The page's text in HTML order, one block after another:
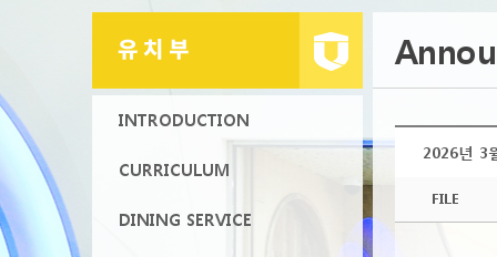
INTRODUCTION
CURRICULUM
DINING SERVICE
2026년 3
FILE